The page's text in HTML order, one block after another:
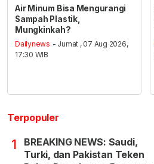
Air Minum Bisa Mengurangi
Sampah Plastik,
Mungkinkah?
Dailynews - Jumat , 07 Aug 2026,
17:30 WIB
Terpopuler
1
BREAKING NEWS: Saudi,
Turki, dan Pakistan Teken